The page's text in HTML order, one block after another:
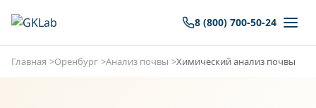
8 (800) 700-50-24
Главная Оренбург Анализ почвы Химический анализ почвы